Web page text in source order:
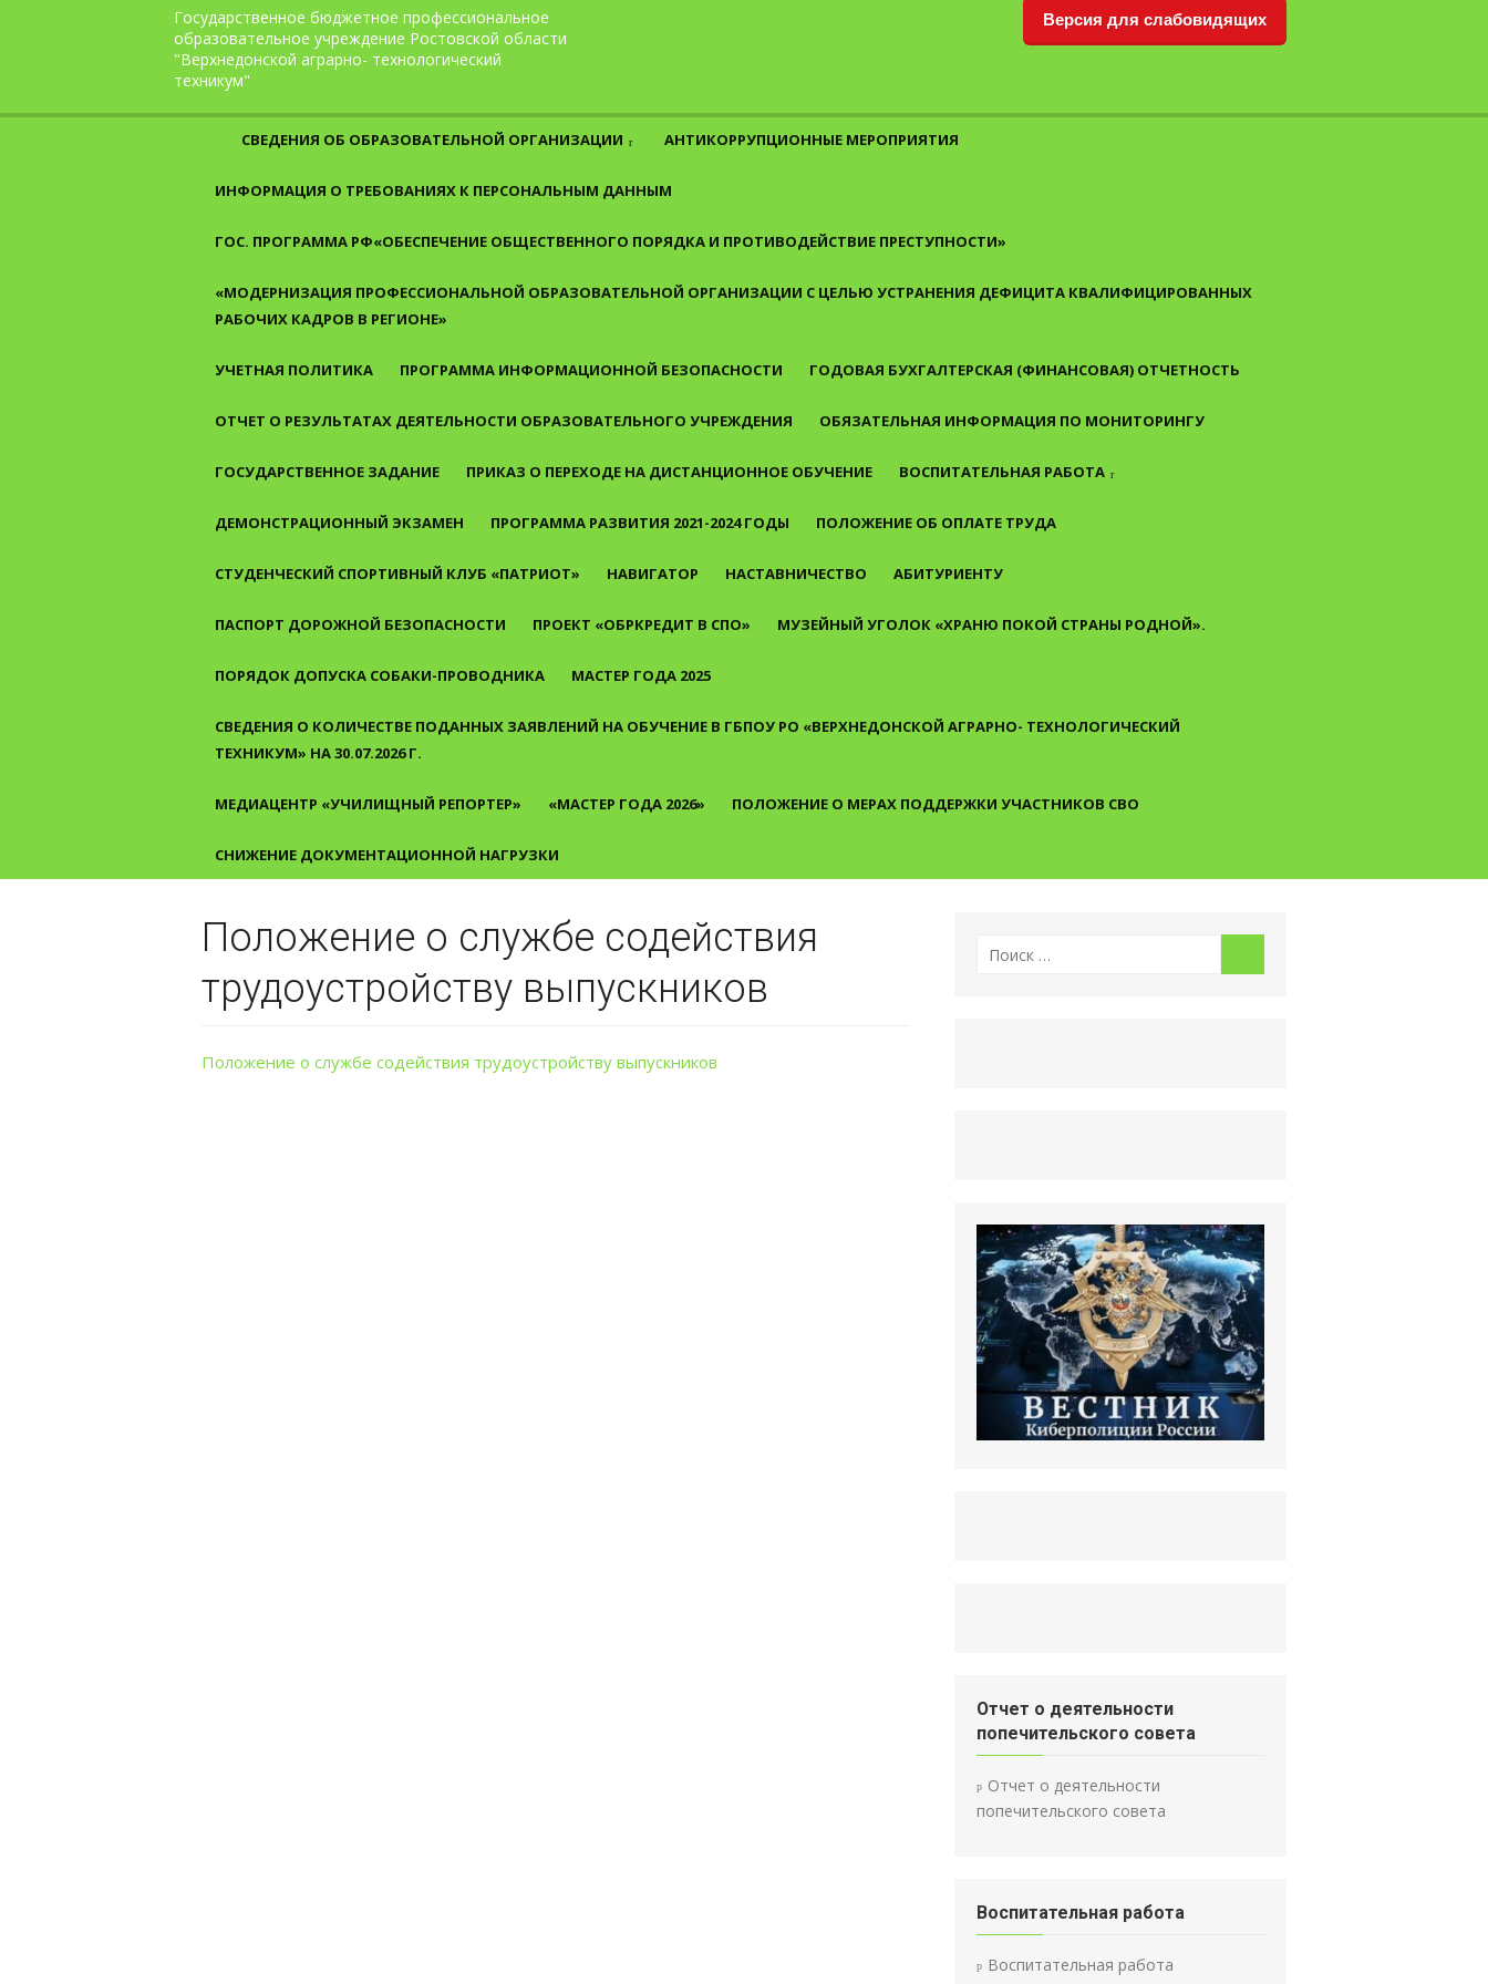
Перейти к содержаниюГосударственное бюджетное профессиональное
образовательное учреждение Ростовской области
"Верхнедонской аграрно- технологический
техникум"
Версия для слабовидящих
СВЕДЕНИЯ ОБ ОБРАЗОВАТЕЛЬНОЙ ОРГАНИЗАЦИИ АНТИКОРРУПЦИОННЫЕ МЕРОПРИЯТИЯ
ИНФОРМАЦИЯ О ТРЕБОВАНИЯХ К ПЕРСОНАЛЬНЫМ ДАННЫМ
ГОС. ПРОГРАММА РФ«ОБЕСПЕЧЕНИЕ ОБЩЕСТВЕННОГО ПОРЯДКА И ПРОТИВОДЕЙСТВИЕ ПРЕСТУПНОСТИ»
«МОДЕРНИЗАЦИЯ ПРОФЕССИОНАЛЬНОЙ ОБРАЗОВАТЕЛЬНОЙ ОРГАНИЗАЦИИ С ЦЕЛЬЮ УСТРАНЕНИЯ ДЕФИЦИТА КВАЛИФИЦИРОВАННЫХ
РАБОЧИХ КАДРОВ В РЕГИОНЕ»
УЧЕТНАЯ ПОЛИТИКА ПРОГРАММА ИНФОРМАЦИОННОЙ БЕЗОПАСНОСТИ ГОДОВАЯ БУХГАЛТЕРСКАЯ (ФИНАНСОВАЯ) ОТЧЕТНОСТЬ
ОТЧЕТ О РЕЗУЛЬТАТАХ ДЕЯТЕЛЬНОСТИ ОБРАЗОВАТЕЛЬНОГО УЧРЕЖДЕНИЯ ОБЯЗАТЕЛЬНАЯ ИНФОРМАЦИЯ ПО МОНИТОРИНГУ
ГОСУДАРСТВЕННОЕ ЗАДАНИЕ ПРИКАЗ О ПЕРЕХОДЕ НА ДИСТАНЦИОННОЕ ОБУЧЕНИЕ ВОСПИТАТЕЛЬНАЯ РАБОТА
ДЕМОНСТРАЦИОННЫЙ ЭКЗАМЕН ПРОГРАММА РАЗВИТИЯ 2021-2024 ГОДЫ ПОЛОЖЕНИЕ ОБ ОПЛАТЕ ТРУДА
СТУДЕНЧЕСКИЙ СПОРТИВНЫЙ КЛУБ «ПАТРИОТ» НАВИГАТОР НАСТАВНИЧЕСТВО АБИТУРИЕНТУ
ПАСПОРТ ДОРОЖНОЙ БЕЗОПАСНОСТИ ПРОЕКТ «ОБРКРЕДИТ В СПО» МУЗЕЙНЫЙ УГОЛОК «ХРАНЮ ПОКОЙ СТРАНЫ РОДНОЙ».
ПОРЯДОК ДОПУСКА СОБАКИ-ПРОВОДНИКА МАСТЕР ГОДА 2025
СВЕДЕНИЯ О КОЛИЧЕСТВЕ ПОДАННЫХ ЗАЯВЛЕНИЙ НА ОБУЧЕНИЕ В ГБПОУ РО «ВЕРХНЕДОНСКОЙ АГРАРНО- ТЕХНОЛОГИЧЕСКИЙ
ТЕХНИКУМ» НА 30.07.2026 Г.
МЕДИАЦЕНТР «УЧИЛИЩНЫЙ РЕПОРТЕР» «МАСТЕР ГОДА 2026» ПОЛОЖЕНИЕ О МЕРАХ ПОДДЕРЖКИ УЧАСТНИКОВ СВО
СНИЖЕНИЕ ДОКУМЕНТАЦИОННОЙ НАГРУЗКИ
Положение о службе содействия
трудоустройству выпускников
Положение о службе содействия трудоустройству выпускников
Отчет о деятельности
попечительского совета
Отчет о деятельности
попечительского совета
Воспитательная работа
Воспитательная работа